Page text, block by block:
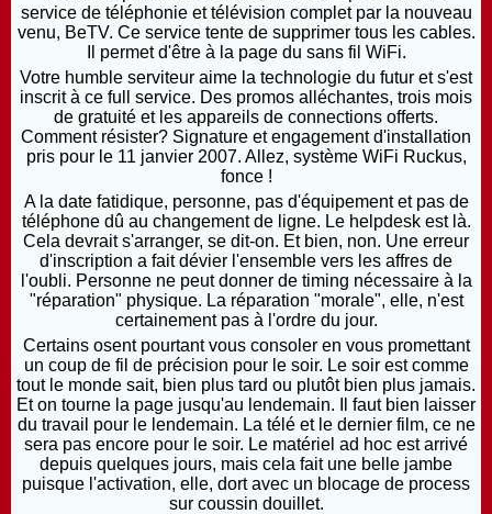
service de téléphonie et télévision complet par la nouveau
venu, BeTV. Ce service tente de supprimer tous les cables.
Il permet d'être à la page du sans fil WiFi.
Votre humble serviteur aime la technologie du futur et s'est
inscrit à ce full service. Des promos alléchantes, trois mois
de gratuité et les appareils de connections offerts.
Comment résister? Signature et engagement d'installation
pris pour le 11 janvier 2007. Allez, système WiFi Ruckus,
fonce !
A la date fatidique, personne, pas d'équipement et pas de
téléphone dû au changement de ligne. Le helpdesk est là.
Cela devrait s'arranger, se dit-on. Et bien, non. Une erreur
d'inscription a fait dévier l'ensemble vers les affres de
l'oubli. Personne ne peut donner de timing nécessaire à la
"réparation" physique. La réparation "morale", elle, n'est
certainement pas à l'ordre du jour.
Certains osent pourtant vous consoler en vous promettant
un coup de fil de précision pour le soir. Le soir est comme
tout le monde sait, bien plus tard ou plutôt bien plus jamais.
Et on tourne la page jusqu'au lendemain. Il faut bien laisser
du travail pour le lendemain. La télé et le dernier film, ce ne
sera pas encore pour le soir. Le matériel ad hoc est arrivé
depuis quelques jours, mais cela fait une belle jambe
puisque l'activation, elle, dort avec un blocage de process
sur coussin douillet.